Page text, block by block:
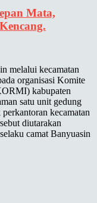
Mata,
melalui kecamatan
organisasi Komite
kabupaten
satu unit gedung
kecamatan
diutarakan
camat Banyuasin